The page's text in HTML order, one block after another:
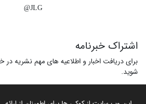
JLG@
اشتراک خبرنامه
برای دریافت اخبار و اطلاعیه های مهم نشریه در
شوید.